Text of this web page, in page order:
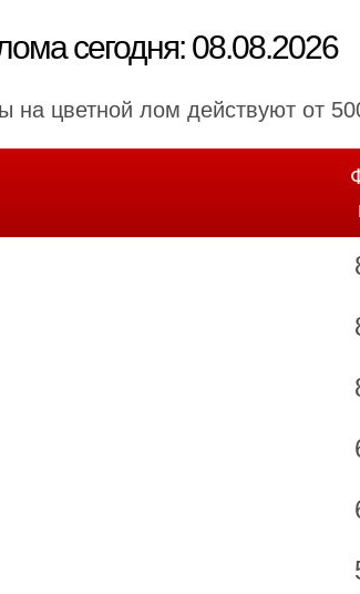
сегодня: 08.08.2026
цветной лом действуют от